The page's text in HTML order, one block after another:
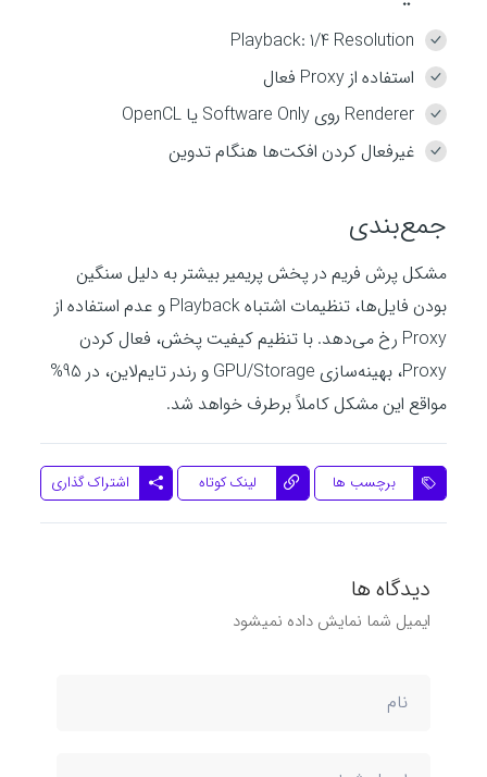
Playback: 1/4 Resolution
استفاده از Proxy فعال
Renderer روی Software Only یا OpenCL
غیرفعال کردن افکت‌ها هنگام تدوین
جمع‌بندی
مشکل پرش فریم در پخش پریمیر بیشتر به دلیل سنگین
بودن فایل‌ها، تنظیمات اشتباه Playback و عدم استفاده از
Proxy رخ می‌دهد. با تنظیم کیفیت پخش، فعال کردن
Proxy، بهینه‌سازی GPU/Storage و رندر تایم‌لاین، در 95%
مواقع این مشکل کاملاً برطرف خواهد شد.
برچسب ها لینک کوتاه اشتراک گذاری
دیدگاه ها
ایمیل شما نمایش داده نمیشود